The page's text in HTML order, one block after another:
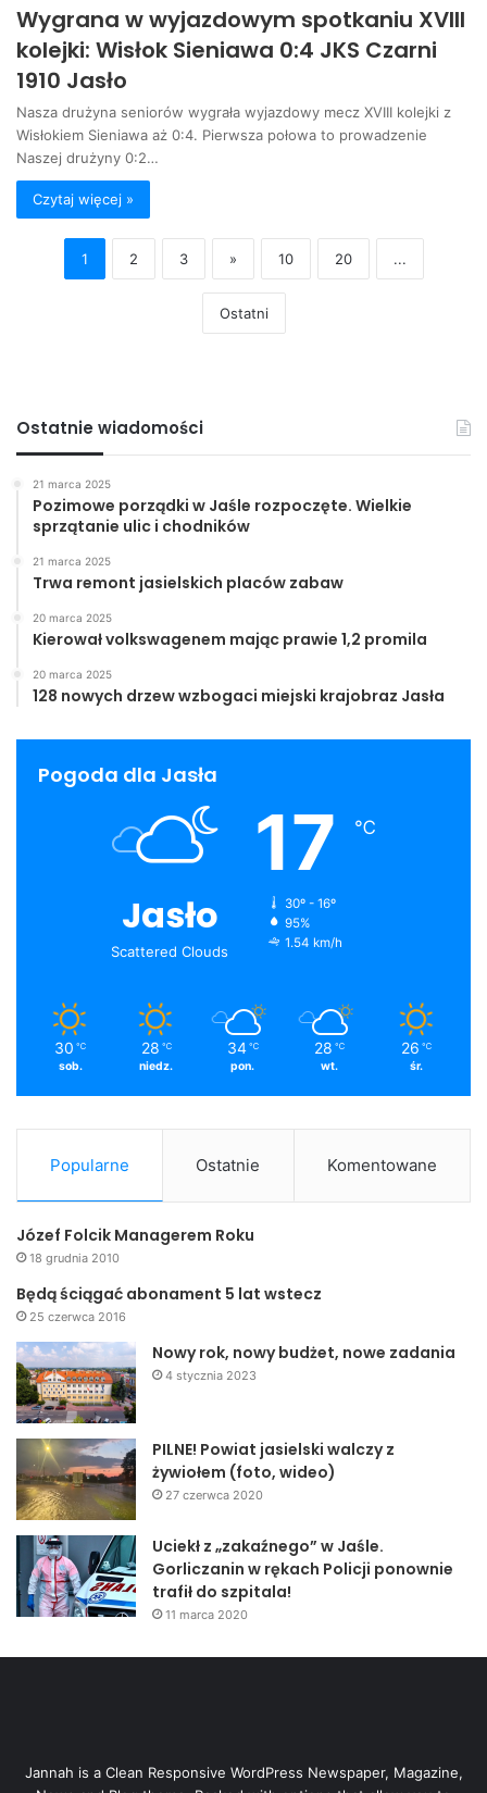
Wygrana w wyjazdowym spotkaniu XVIII
kolejki: Wisłok Sieniawa 0:4 JKS Czarni
1910 Jasło
Nasza drużyna seniorów wygrała wyjazdowy mecz XVIII kolejki z
Wisłokiem Sieniawa aż 0:4. Pierwsza połowa to prowadzenie
Naszej drużyny 0:2…
Czytaj więcej »
1 2 3 » 10 20 ...
Ostatni
Ostatnie wiadomości
21 marca 2025
Pozimowe porządki w Jaśle rozpoczęte. Wielkie
sprzątanie ulic i chodników
21 marca 2025
Trwa remont jasielskich placów zabaw
20 marca 2025
Kierował volkswagenem mając prawie 1,2 promila
20 marca 2025
128 nowych drzew wzbogaci miejski krajobraz Jasła
Pogoda dla Jasła
Jasło
Scattered Clouds
17 ℃
30º - 16º
95%
1.54 km/h
30 ℃
sob.
28 ℃
niedz.
34 ℃
pon.
28 ℃
wt.
26 ℃
śr.
Popularne Ostatnie Komentowane
Józef Folcik Managerem Roku
18 grudnia 2010
Będą ściągać abonament 5 lat wstecz
25 czerwca 2016
Nowy rok, nowy budżet, nowe zadania
4 stycznia 2023
PILNE! Powiat jasielski walczy z
żywiołem (foto, wideo)
27 czerwca 2020
Uciekł z „zakaźnego” w Jaśle.
Gorliczanin w rękach Policji ponownie
trafił do szpitala!
11 marca 2020
Jannah is a Clean Responsive WordPress Newspaper, Magazine,